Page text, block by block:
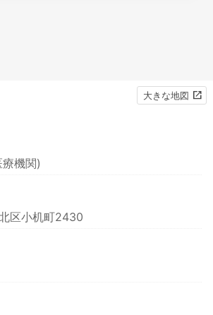
大きな地図
機関)
区小机町2430